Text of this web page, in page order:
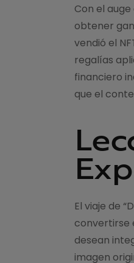
Con el
obtener
vendió el
regalías
financiero
que el
El viaje de
convertirse
desean
imagen